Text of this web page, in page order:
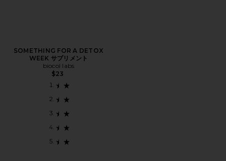
SOMETHING FOR A DETOX
WEEK サプリメント
biocol labs
$23